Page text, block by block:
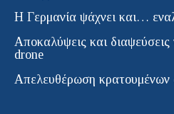
H Γερμανία ψάχνει και…
Αποκαλύψεις και διαψεύσεις
drone
Απελευθέρωση κρατουμένων